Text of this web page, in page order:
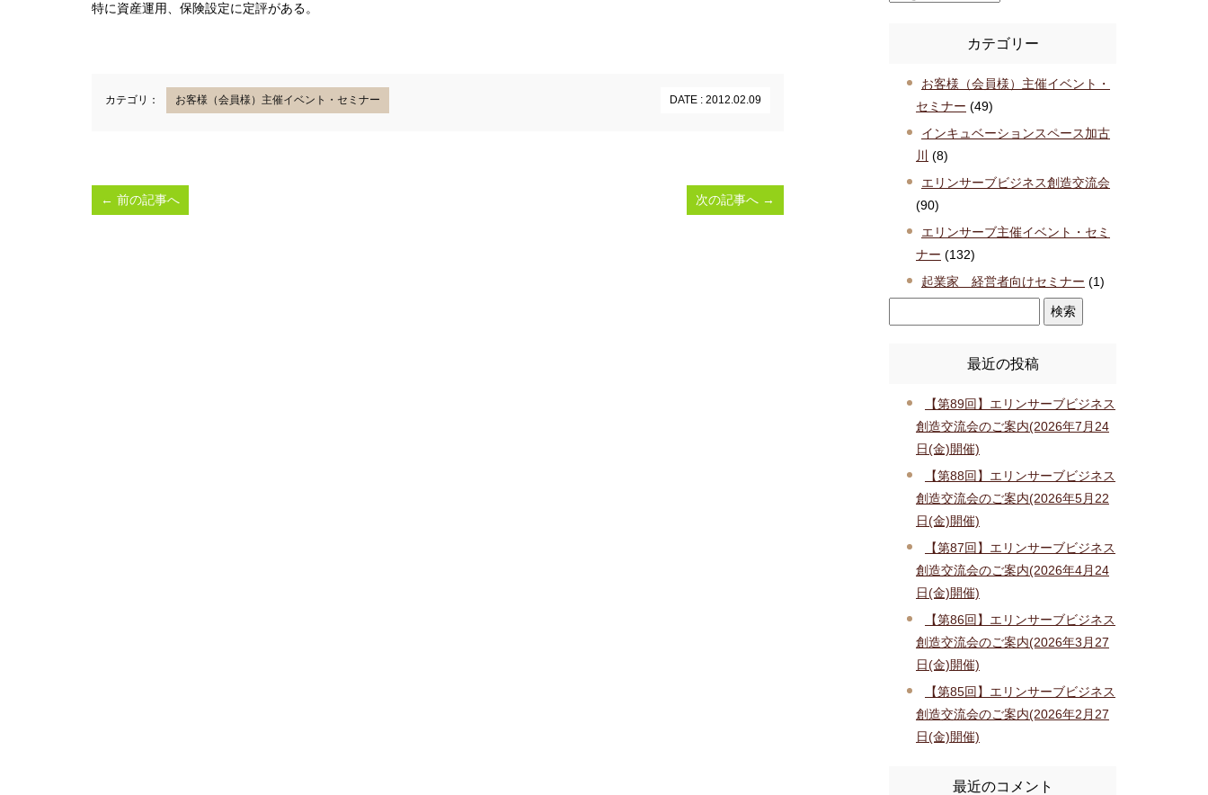
特に資産運用、保険設定に定評がある。
カテゴリ： お客様（会員様）主催イベント・セミナー DATE : 2012.02.09
← 前の記事へ 次の記事へ →
カテゴリー
お客様（会員様）主催イベント・
セミナー (49)
インキュベーションスペース加古
川
(8)
エリンサーブビジネス創造交流会
(90)
エリンサーブ主催イベント・セミ
ナー (132)
起業家 経営者向けセミナー (1)
最近の投稿
【第89回】エリンサーブビジネス
創造交流会のご案内(2026年7月24
日(金)開催)
【第88回】エリンサーブビジネス
創造交流会のご案内(2026年5月22
日(金)開催)
【第87回】エリンサーブビジネス
創造交流会のご案内(2026年4月24
日(金)開催)
【第86回】エリンサーブビジネス
創造交流会のご案内(2026年3月27
日(金)開催)
【第85回】エリンサーブビジネス
創造交流会のご案内(2026年2月27
日(金)開催)
最近のコメント